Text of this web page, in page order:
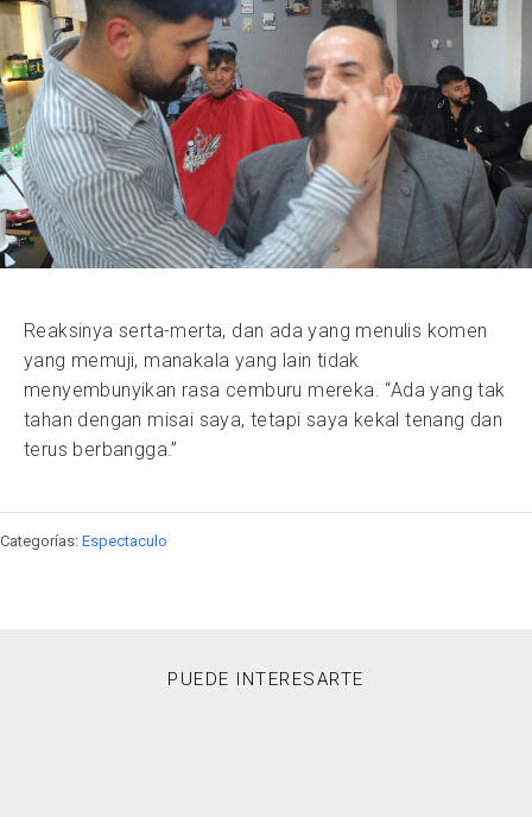
Reaksinya serta-merta, dan ada yang menulis komen
yang memuji, manakala yang lain tidak
menyembunyikan rasa cemburu mereka. “Ada yang tak
tahan dengan misai saya, tetapi saya kekal tenang dan
terus berbangga.”
Categorías: Espectaculo
PUEDE INTERESARTE